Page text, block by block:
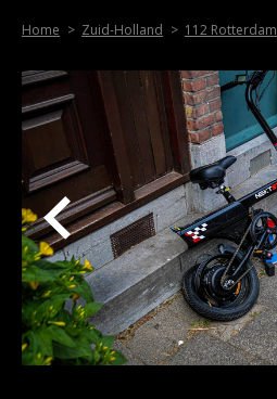
Home Zuid-Holland 112 Rotterdam